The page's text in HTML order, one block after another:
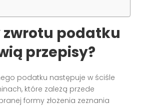
zwrotu podatku
przepisy?
podatku następuje w ściśle
które zależą przede
formy złożenia zeznania